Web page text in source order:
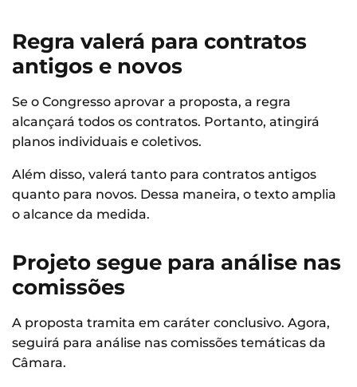
Regra valerá para contratos
antigos e novos
Se o Congresso aprovar a proposta, a regra
alcançará todos os contratos. Portanto, atingirá
planos individuais e coletivos.
Além disso, valerá tanto para contratos antigos
quanto para novos. Dessa maneira, o texto amplia
o alcance da medida.
Projeto segue para análise nas
comissões
A proposta tramita em caráter conclusivo. Agora,
seguirá para análise nas comissões temáticas da
Câmara.